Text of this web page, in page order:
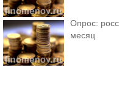
Опрос:
месяц